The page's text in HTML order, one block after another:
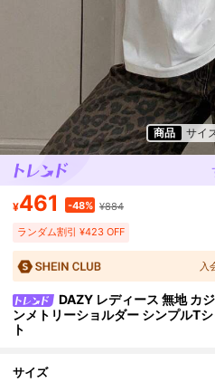
商品 サイ
¥461 -48% ¥884
ランダム割引 ¥423 OFF
入
DAZY レディース 無地 カ
ンメトリーショルダー シンプルT
ト
サイズ